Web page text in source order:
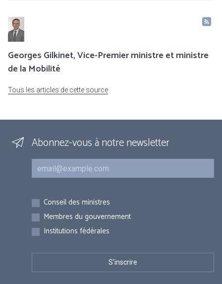
Georges Gilkinet, Vice-Premier ministre et ministre
de la Mobilité
Tous les articles de cette source
Abonnez-vous à notre newsletter
Courriel
Inscriptions
Conseil des ministres
Membres du gouvernement
Institutions fédérales